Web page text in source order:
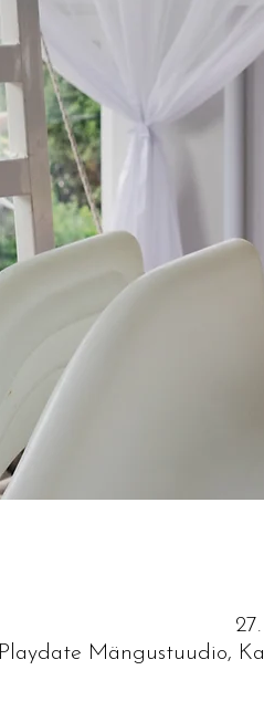
Playdate Mängustuudio,